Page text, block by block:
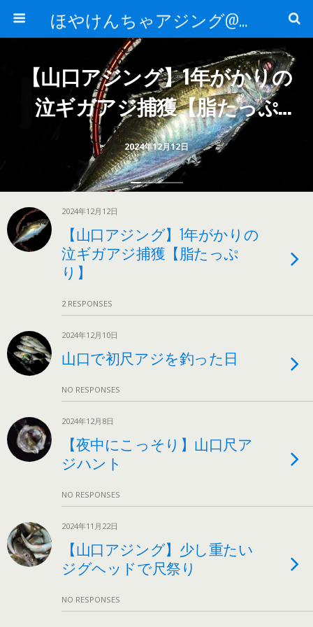
ほやけんちゃアジング@山口
2024年12月12日
【山口アジング】1年がかりの
泣ギガアジ捕獲【脂たっぷ
り】
2024年12月12日
【山口アジング】1年がかりの
泣ギガアジ捕獲【脂たっぷ
り】
2 RESPONSES
2024年12月10日
山口で初尺アジを釣った日
NO RESPONSES
2024年12月8日
【夜中にこっそり】山口尺ア
ジハント
NO RESPONSES
2024年11月22日
【山口アジング】少し重たい
ジグヘッドで尺祭り
NO RESPONSES